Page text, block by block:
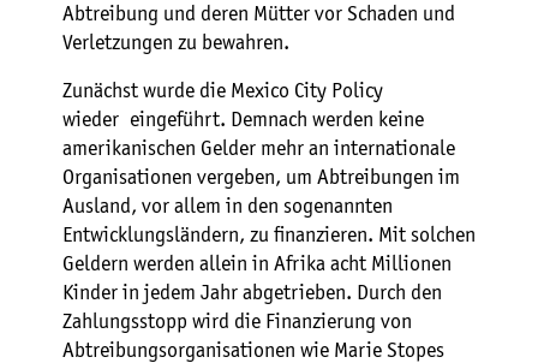
Abtreibung und deren Mütter vor Schaden und
Verletzungen zu bewahren.
Zunächst wurde die Mexico City Policy
wieder eingeführt. Demnach werden keine
amerikanischen Gelder mehr an internationale
Organisationen vergeben, um Abtreibungen im
Ausland, vor allem in den sogenannten
Entwicklungsländern, zu finanzieren. Mit solchen
Geldern werden allein in Afrika acht Millionen
Kinder in jedem Jahr abgetrieben. Durch den
Zahlungsstopp wird die Finanzierung von
Abtreibungsorganisationen wie Marie Stopes